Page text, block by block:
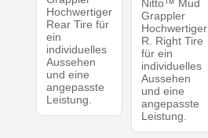
Hochwertiger
Rear Tire für
ein
individuelles
Aussehen
und eine
angepasste
Leistung.
Nitto™ Mud
Grappler
Hochwertiger
R. Right Tire
für ein
individuelles
Aussehen
und eine
angepasste
Leistung.